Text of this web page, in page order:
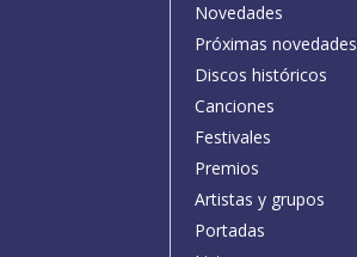
Novedades
Próximas novedades
Discos históricos
Canciones
Festivales
Premios
Artistas y grupos
Portadas